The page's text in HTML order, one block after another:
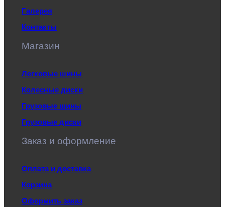
Галерея
Контакты
Магазин
Легковые шины
Колесные диски
Грузовые шины
Грузовые диски
Заказ и оформление
Оплата и доставка
Корзина
Оформить заказ